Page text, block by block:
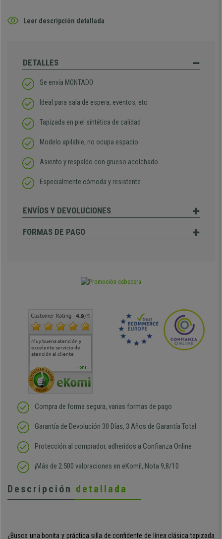
Leer descripción detallada
DETALLES
Se envía MONTADO
Ideal para sala de espera, eventos, etc.
Tapizada en piel sintética de calidad
Modelo apilable, no ocupa espacio
Asiento y respaldo con grueso acolchado
Especialmente cómoda y resistente
ENVÍOS Y DEVOLUCIONES
FORMAS DE PAGO
Customer Rating 4.9/5
Muy buena atención y
excelente servicio de
atención al cliente
Muy buena atención de
cara al asesoramiento
Si estoy contento
MORE...
Compra de forma segura, varias formas de pago
Garantía de Devolución 30 Días, 3 Años de Garantía Total
Protección al comprador, adheridos a Confianza Online
¡Más de 2.500 valoraciones en eKomi!, Nota 9,8/10
Descripción detallada
¿Busca una bonita y práctica silla de confidente de línea clásica tapizada